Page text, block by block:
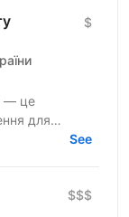
$
— це
для
See
$$$